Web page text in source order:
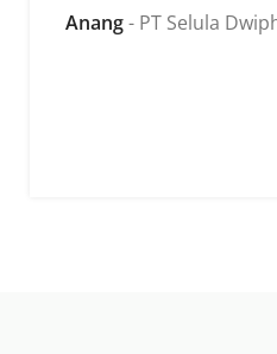
Anang PT Selula